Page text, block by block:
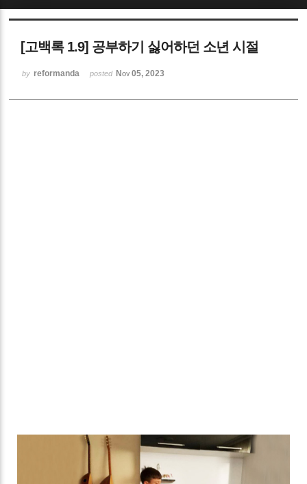
[고백록 1.9] 공부하기 싫어하던 소년 시절
by reformanda posted Nov 05, 2023